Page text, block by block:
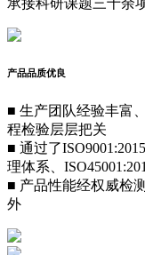
承接科研课题三十余
产品品质优良
■ 生产团队经验丰富
程检验层层把关
■ 通过了
理体系、
■ 产品性能经权威检
外